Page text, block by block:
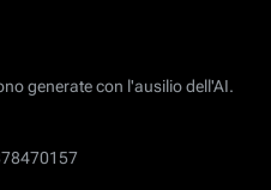
generate con l'ausilio dell'AI.